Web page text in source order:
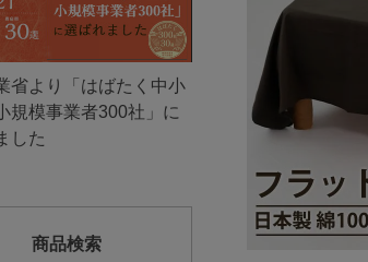
省より「はばたく中小
規模事業者300社」に
した
商品検索